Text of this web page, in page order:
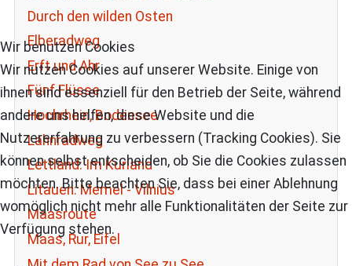
Durch den wilden Osten
Elberadweg
Erft und Ahr
Fünf Flüsse
Hochrhein, Bodensee
Lahnradweg
Lettland: Im Kurland
Litauen: Memel - Vilnius
Maasroute
Maas, Rur, Eifel
Wir benutzen Cookies
Wir nutzen Cookies auf unserer Website. Einige von
ihnen sind essenziell für den Betrieb der Seite, während
andere uns helfen, diese Website und die
Nutzererfahrung zu verbessern (Tracking Cookies). Sie
können selbst entscheiden, ob Sie die Cookies zulassen
möchten. Bitte beachten Sie, dass bei einer Ablehnung
womöglich nicht mehr alle Funktionalitäten der Seite zur
Verfügung stehen.